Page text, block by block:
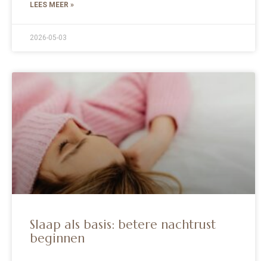
LEES MEER »
2026-05-03
Slaap als basis: betere nachtrust
beginnen